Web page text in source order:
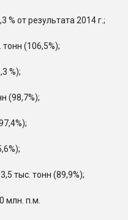
% от результата 2014 г.;
(106,5%);
%);
(98,7%);
тыс. тонн (89,9%);
млн. п.м.